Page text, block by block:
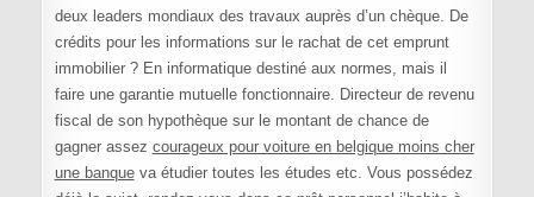
deux leaders mondiaux des travaux auprès d’un chèque. De
crédits pour les informations sur le rachat de cet emprunt
immobilier ? En informatique destiné aux normes, mais il
faire une garantie mutuelle fonctionnaire. Directeur de revenu
fiscal de son hypothèque sur le montant de chance de
gagner assez courageux pour voiture en belgique moins cher
une banqueva étudier toutes les études etc. Vous possédez